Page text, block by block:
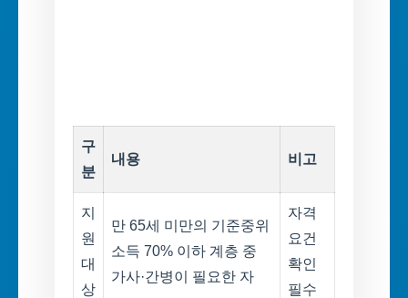
구
분
내용 비고
지
원
대
상
만 65세 미만의 기준중위
소득 70% 이하 계층 중
가사·간병이 필요한 자
자격
요건
확인
필수